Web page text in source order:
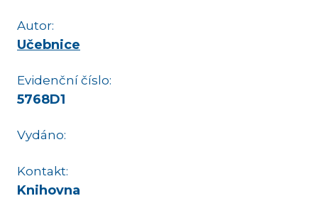
Autor:
Učebnice
Evidenční číslo:
5768D1
Vydáno:
Kontakt:
Knihovna